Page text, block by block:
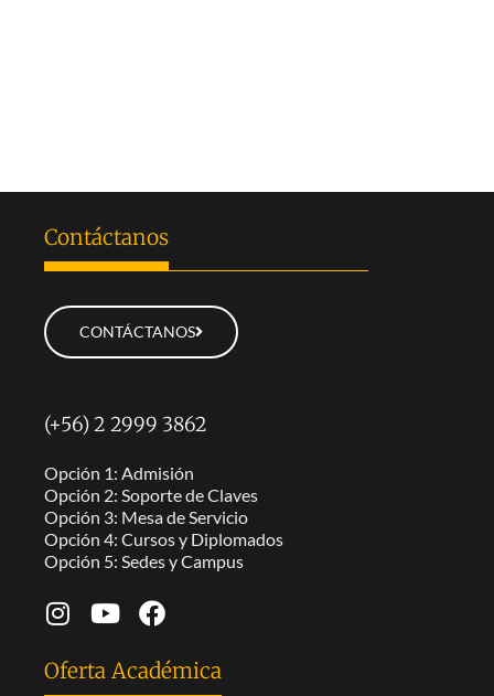
Contáctanos
CONTÁCTANOS
(+56) 2 2999 3862
Opción 1: Admisión
Opción 2: Soporte de Claves
Opción 3: Mesa de Servicio
Opción 4: Cursos y Diplomados
Opción 5: Sedes y Campus
Oferta Académica